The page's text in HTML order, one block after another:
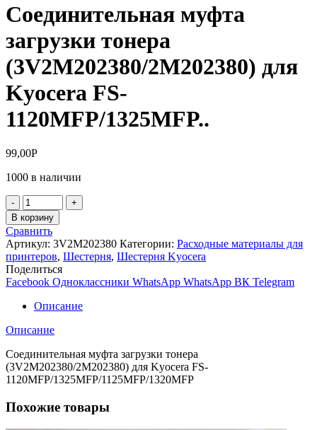
Соединительная муфта
загрузки тонера
(3V2M202380/2M202380) для
Kyocera FS-
1120MFP/1325MFP..
99,00Р
1000 в наличии
Количество
товара
Соединительная
муфта
загрузки
тонера
(3V2M202380/2M202380)
для
Kyocera
FS-
1120MFP/1325MFP..
В корзину
Сравнить
Артикул: 3V2M202380 Категории: Расходные материалы для
принтеров, Шестерня, Шестерня Kyocera
Поделиться
Facebook Одноклассники WhatsApp WhatsApp ВК Telegram
Описание
Описание
Соединительная муфта загрузки тонера
(3V2M202380/2M202380) для Kyocera FS-
1120MFP/1325MFP/1125MFP/1320MFP
Похожие товары